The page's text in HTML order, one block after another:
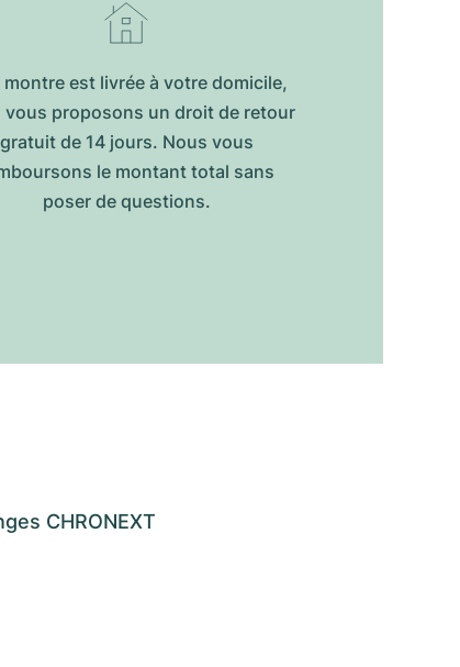
montre est livrée à votre domicile,
vous proposons un droit de retour
gratuit de 14 jours. Nous vous
le montant total sans
poser de questions.
CHRONEXT